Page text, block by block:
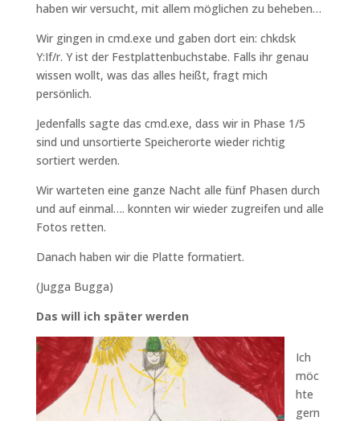
haben wir versucht, mit allem möglichen zu beheben…
Wir gingen in cmd.exe und gaben dort ein: chkdsk
Y:If/r. Y ist der Festplattenbuchstabe. Falls ihr genau
wissen wollt, was das alles heißt, fragt mich
persönlich.
Jedenfalls sagte das cmd.exe, dass wir in Phase 1/5
sind und unsortierte Speicherorte wieder richtig
sortiert werden.
Wir warteten eine ganze Nacht alle fünf Phasen durch
und auf einmal…. konnten wir wieder zugreifen und alle
Fotos retten.
Danach haben wir die Platte formatiert.
(Jugga Bugga)
Das will ich später werden
Ich
möc
hte
gern